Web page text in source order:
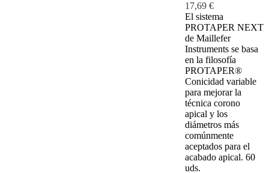
17,69 €
El sistema
PROTAPER NEXT
de Maillefer
Instruments se basa
en la filosofía
PROTAPER®
Conicidad variable
para mejorar la
técnica corono
apical y los
diámetros más
comúnmente
aceptados para el
acabado apical. 60
uds.